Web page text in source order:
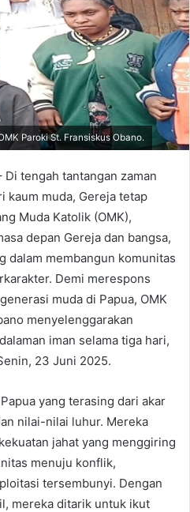
Paroki St. Fransiskus Obano.
Di tengah tantangan zaman
kaum muda, Gereja tetap
Muda Katolik (OMK),
depan Gereja dan bangsa,
dalam membangun komunitas
Demi merespons
muda di Papua, OMK
menyelenggarakan
iman selama tiga hari,
23 Juni 2025.
yang terasing dari akar
nilai-nilai luhur. Mereka
jahat yang menggiring
menuju konflik,
tersembunyi. Dengan
mereka ditarik untuk ikut